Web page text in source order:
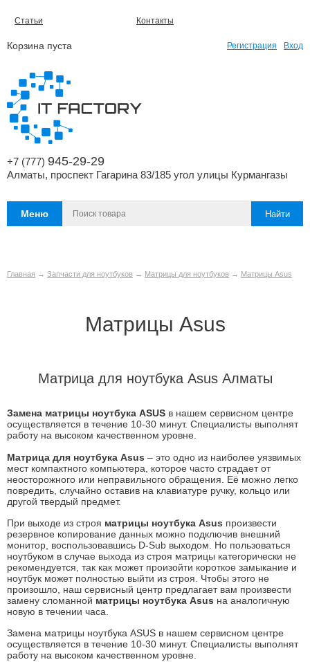
Статьи Контакты
Корзина пуста Регистрация Вход
+7 (777) 945-29-29
Алматы, проспект Гагарина 83/185 угол улицы Курмангазы
Меню
Главная → Запчасти для ноутбуков → Матрицы для ноутбуков → Матрицы Asus
Матрицы Asus
Матрица для ноутбука Asus Алматы
Замена матрицы ноутбука ASUS в нашем сервисном центре
осуществляется в течение 10-30 минут. Специалисты выполнят
работу на высоком качественном уровне.
Матрица для ноутбука Asus – это одно из наиболее уязвимых
мест компактного компьютера, которое часто страдает от
неосторожного или неправильного обращения. Её можно легко
повредить, случайно оставив на клавиатуре ручку, кольцо или
другой твердый предмет.
При выходе из строя матрицы ноутбука Asus произвести
резервное копирование данных можно подключив внешний
монитор, воспользовавшись D-Sub выходом. Но пользоваться
ноутбуком в случае выхода из строя матрицы категорически не
рекомендуется, так как может произойти короткое замыкание и
ноутбук может полностью выйти из строя. Чтобы этого не
произошло, наш сервисный центр предлагает вам произвести
замену сломанной матрицы ноутбука Asus на аналогичную
новую в течении часа.
Замена матрицы ноутбука ASUS в нашем сервисном центре
осуществляется в течение 10-30 минут. Специалисты выполнят
работу на высоком качественном уровне.